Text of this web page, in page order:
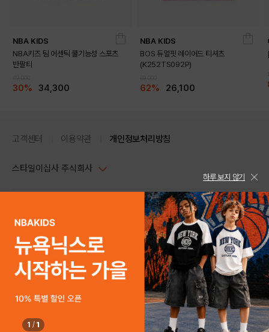
NBA KIDS
NBA키즈 팀 어센틱 쿨기능성 스포츠
반팔티
30% 34,300
NBA KIDS
BOS 듀얼핏 레이어드 티셔츠
(K252TS092P)
62% 26,100
고객센터 이용약관 개인정보처리방침
스타일이십사 주식회사
주소 : 서울시 강남구 논현로 633, 6층 (논현동, 한세엠케이빌딩)
사업자등록번호 : 116-81-32499
통신판매업신고번호 : 제 2024-서울강남-04239
호스팅 서비스 : 스타일이십사㈜
고객센터 1544-5336(평일 09:00~ 18:00 토/일/공휴일 휴무)
스타일24 고객센터 1544-5336
평일 09:00~ 18:00 (토/일/공휴일 휴무)
help Email : help@style24.com
COPYRIGHTⓒ2021 STYLE24 ALL RIGHTS RESERVED.
하루 보지 않기
1 / 1